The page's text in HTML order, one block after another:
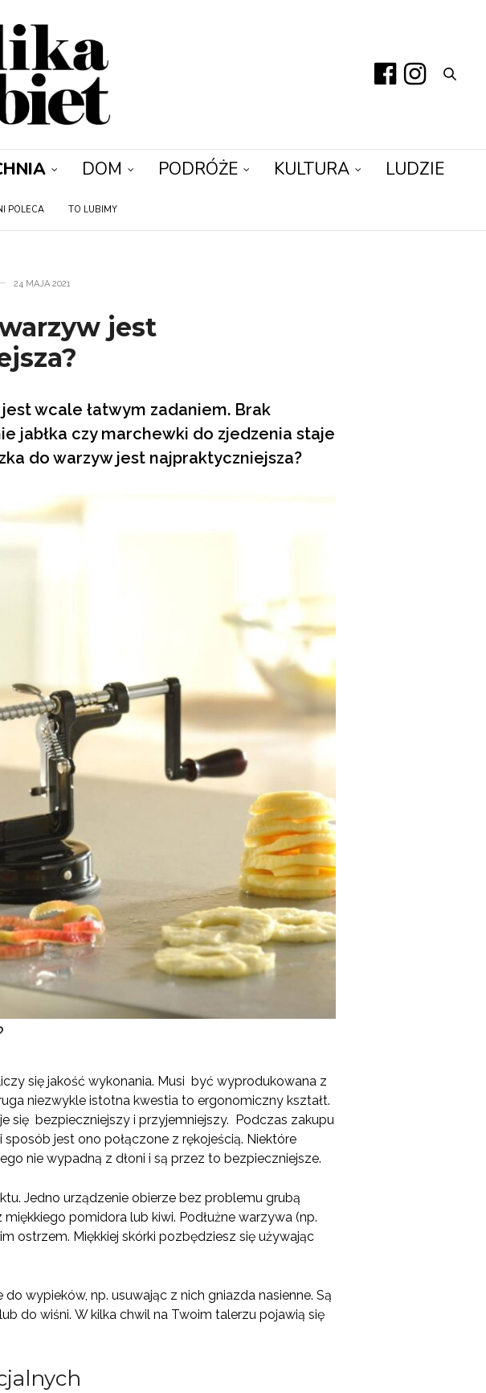
DOM PODRÓŻE KULTURA LUDZIE
POLECA TO LUBIMY
24 MAJA 2021
jest
wcale łatwym zadaniem. Brak
jabłka czy marchewki do zjedzenia staje
do warzyw jest najpraktyczniejsza?
się jakość wykonania. Musi być wyprodukowana z
niezwykle istotna kwestia to ergonomiczny kształt.
się bezpieczniejszy i przyjemniejszy. Podczas zakupu
jest ono połączone z rękojeścią. Niektóre
nie wypadną z dłoni i są przez to bezpieczniejsze.
Jedno urządzenie obierze bez problemu grubą
pomidora lub kiwi. Podłużne warzywa (np.
ostrzem. Miękkiej skórki pozbędziesz się używając
wypieków, np. usuwając z nich gniazda nasienne. Są
do wiśni. W kilka chwil na Twoim talerzu pojawią się